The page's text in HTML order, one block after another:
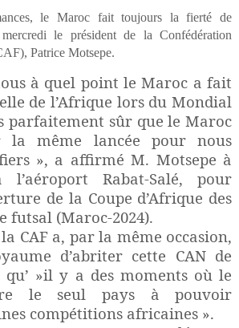
le Maroc fait toujours la fierté de
le président de la Confédération
Patrice Motsepe.
à quel point le Maroc a fait
de l’Afrique lors du Mondial
parfaitement sûr que le Maroc
la même lancée pour nous
», a affirmé M. Motsepe à
Rabat-Salé, pour
de la Coupe d’Afrique des
futsal (Maroc-2024).
CAF a, par la même occasion,
d’abriter cette CAN de
»il y a des moments où le
le seul pays à pouvoir
compétitions africaines ».